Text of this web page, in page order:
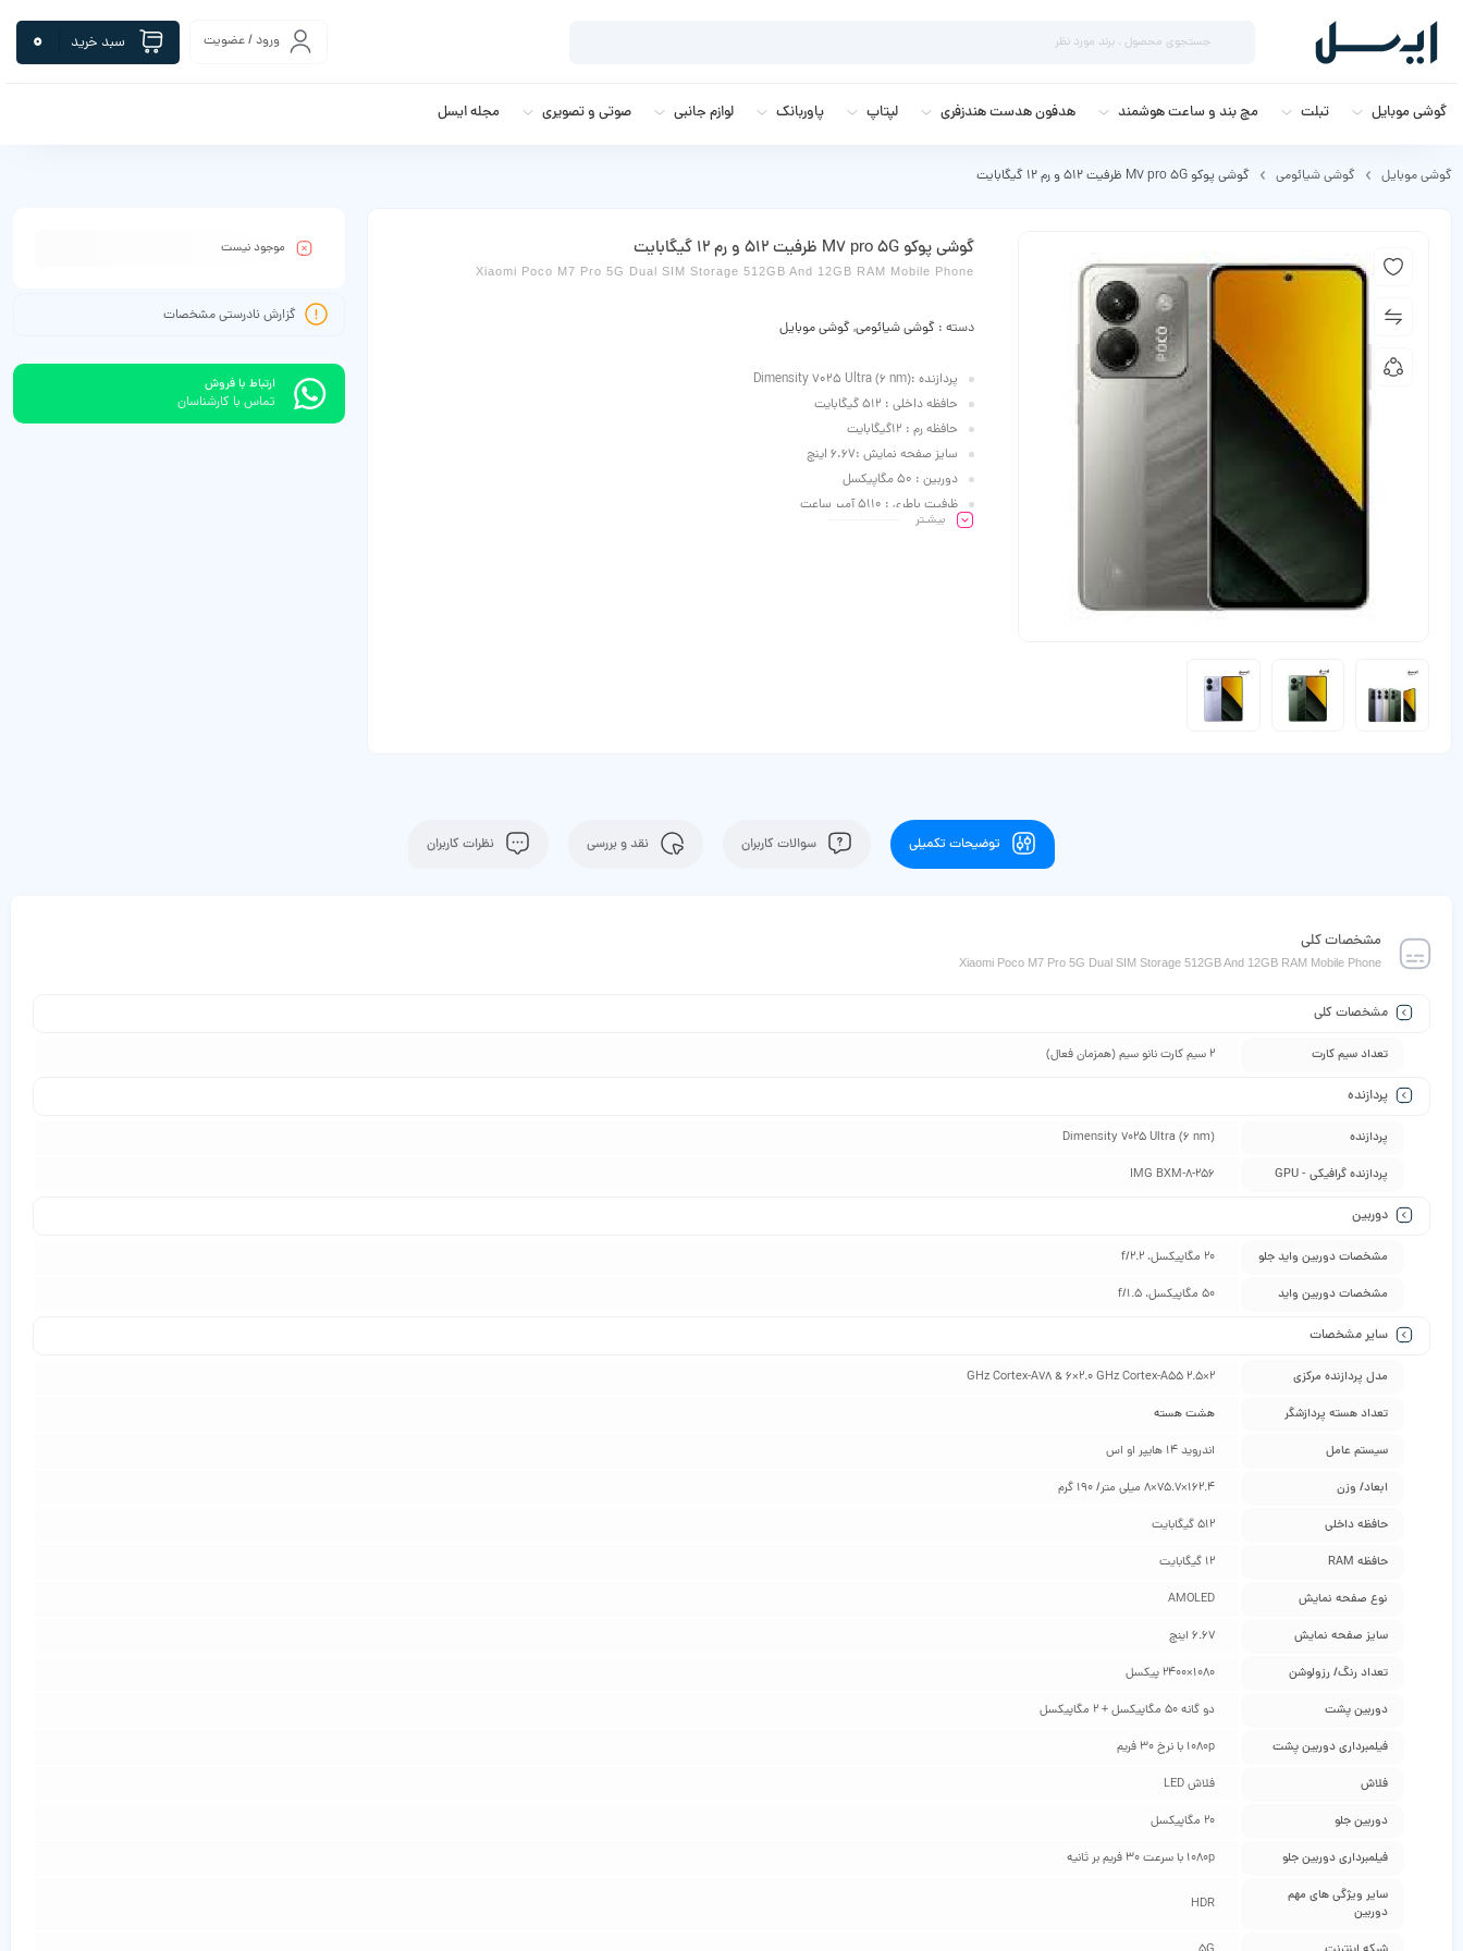
ورود / عضویت سبد خرید 0
گوشی موبایل تبلت مچ بند و ساعت هوشمند هدفون هدست هندزفری لپتاپ پاوربانک لوازم جانبی صوتی و تصویری مجله ایسل
گوشی موبایل گوشی شیائومی گوشی پوکو M7 pro 5G ظرفیت 512 و رم 12 گیگابایت
گوشی پوکو M7 pro 5G ظرفیت 512 و رم 12 گیگابایت
Xiaomi Poco M7 Pro 5G Dual SIM Storage 512GB And 12GB RAM Mobile Phone
دسته : گوشی شیائومی,گوشی موبایل
پردازنده :Dimensity 7025 Ultra (6 nm)
حافظه داخلی : 512 گیگابایت
حافظه رم : 12گیگابایت
سایز صفحه نمایش :6.67 اینچ
دوربین : 50 مگاپیکسل
ظرفیت باطری : 5110 آمپر ساعت
بیشـتر
موجود نیست
گزارش نادرستی مشخصات
ارتباط با فروش
تماس با کارشناسان
توضیحات تکمیلی سوالات کاربران نقد و بررسی نظرات کاربران
مشخصات کلی
Xiaomi Poco M7 Pro 5G Dual SIM Storage 512GB And 12GB RAM Mobile Phone
مشخصات کلی
تعداد سیم کارت 2 سیم کارت نانو سیم (همزمان فعال)
پردازنده
پردازنده Dimensity 7025 Ultra (6 nm)
پردازنده گرافیکی - GPU IMG BXM-8-256
دوربین
مشخصات دوربین واید جلو 20 مگاپیکسل، f/2.2
مشخصات دوربین واید 50 مگاپیکسل، f/1.5
سایر مشخصات
مدل پردازنده مرکزی 2×2.5 GHz Cortex-A78 & 6×2.0 GHz Cortex-A55
تعداد هسته پردازشگر هشت هسته
سیستم عامل اندروید 14 هایپر او اس
ابعاد/ وزن 162.4×75.7×8 میلی متر/ 190 گرم
حافظه داخلی 512 گیگابایت
حافظه RAM 12 گیگابایت
نوع صفحه نمایش AMOLED
سایز صفحه نمایش 6.67 اینچ
تعداد رنگ/ رزولوشن 1080×2400 پیکسل
دوربین پشت دو گانه 50 مگاپیکسل + 2 مگاپیکسل
فیلمبرداری دوربین پشت 1080p با نرخ 30 فریم
فلاش فلاش LED
دوربین جلو 20 مگاپیکسل
فیلمبرداری دوربین جلو 1080p با سرعت 30 فریم بر ثانیه
سایر ویژگی‌ های مهم
دوربین
HDR